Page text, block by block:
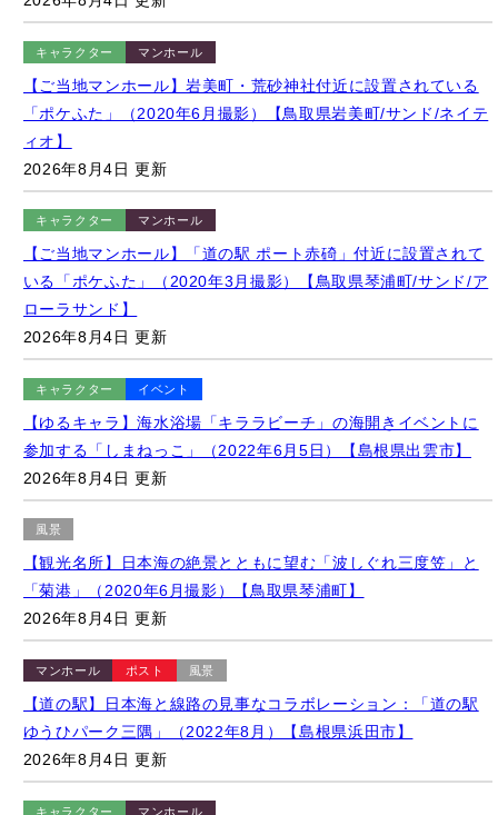
「ポケふた」（2020年6月撮影）【鳥取県岩美町/サンド/ネイテ
ィオ】
キャラクター マンホール
【ご当地マンホール】「道の駅 ポート赤碕」付近に設置されて
いる「ポケふた」（2020年3月撮影）【鳥取県琴浦町/サンド/ア
ローラサンド】
2026年8月4日 更新
キャラクター イベント
【ゆるキャラ】海水浴場「キララビーチ」の海開きイベントに
参加する「しまねっこ」（2022年6月5日）【島根県出雲市】
2026年8月4日 更新
風景
【観光名所】日本海の絶景とともに望む「波しぐれ三度笠」と
「菊港」（2020年6月撮影）【鳥取県琴浦町】
2026年8月4日 更新
マンホール ポスト 風景
【道の駅】日本海と線路の見事なコラボレーション：「道の駅
ゆうひパーク三隅」（2022年8月）【島根県浜田市】
2026年8月4日 更新
キャラクター マンホール
【ご当地マンホール】鷲羽山第二展望台内「ポケふた」周辺の
様子（2022年1月撮影）【岡山県倉敷市/ルカリオ】
2026年8月4日 更新